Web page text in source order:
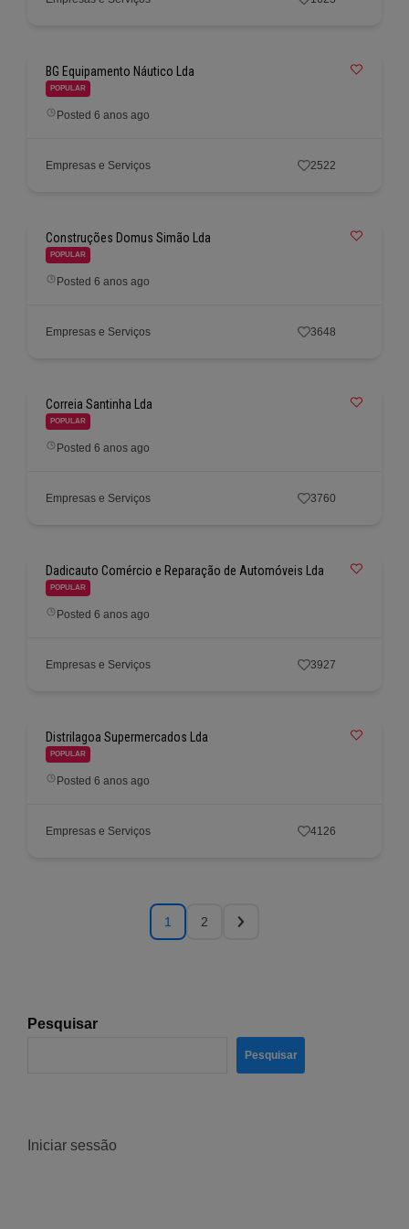
BG Equipamento Náutico Lda
POPULAR
Posted 6 anos ago
Empresas e Serviços 2522
Construções Domus Simão Lda
POPULAR
Posted 6 anos ago
Empresas e Serviços 3648
Correia Santinha Lda
POPULAR
Posted 6 anos ago
Empresas e Serviços 3760
Dadicauto Comércio e Reparação de Automóveis Lda
POPULAR
Posted 6 anos ago
Empresas e Serviços 3927
Distrilagoa Supermercados Lda
POPULAR
Posted 6 anos ago
Empresas e Serviços 4126
1 2
Pesquisar
Pesquisar
Iniciar sessão